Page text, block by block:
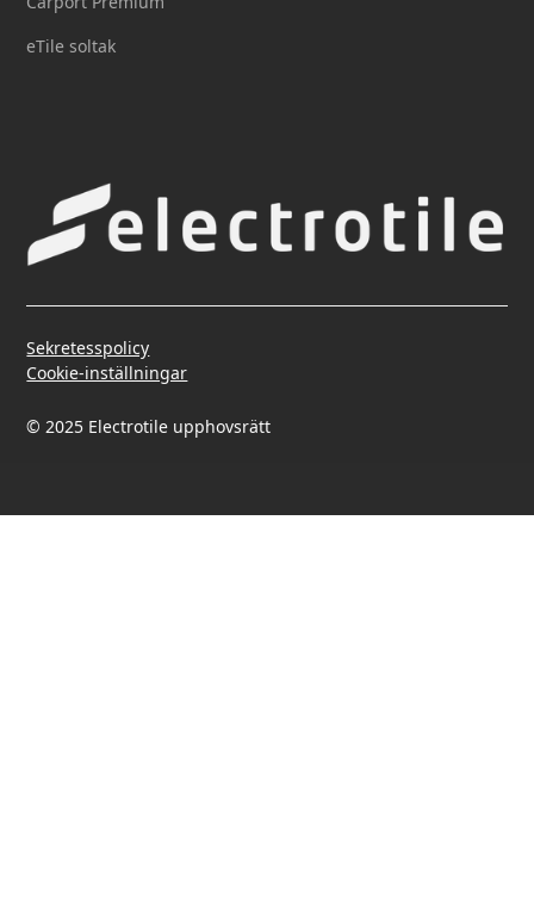
eTile soltak
© 2025 Electrotile upphovsrätt
Sekretesspolicy
Cookie-inställningar